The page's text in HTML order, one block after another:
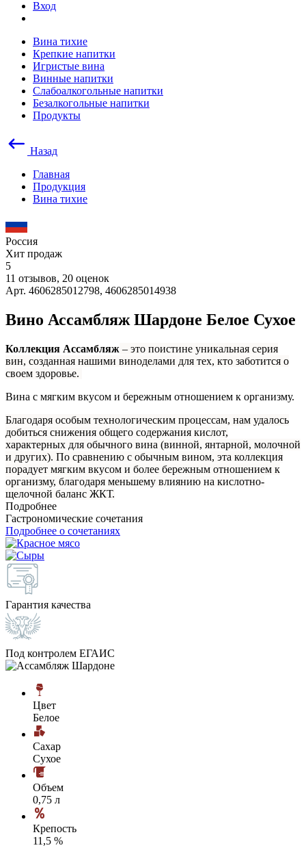
Вход
Вина тихие
Крепкие напитки
Игристые вина
Винные напитки
Слабоалкогольные напитки
Безалкогольные напитки
Продукты
Назад
Главная
Продукция
Вина тихие
Россия
Хит продаж
5
11 отзывов, 20 оценок
Арт. 4606285012798, 4606285014938
Вино Ассамбляж Шардоне Белое Сухое
Коллекция Ассамбляж – это поистине уникальная серия
вин, созданная нашими виноделами для тех, кто заботится о
своем здоровье.
Вина с мягким вкусом и бережным отношением к организму.
Благодаря особым технологическим процессам, нам удалось
добиться снижения общего содержания кислот,
характерных для обычного вина (винной, янтарной, молочной
и других). По сравнению с обычным вином, эта коллекция
порадует мягким вкусом и более бережным отношением к
организму, благодаря меньшему влиянию на кислотно-
щелочной баланс ЖКТ.
Подробнее
Гастрономические сочетания
Подробнее о сочетаниях
Гарантия качества
Под контролем ЕГАИС
Цвет
Белое
Сахар
Сухое
Объем
0,75 л
Крепость
11,5 %